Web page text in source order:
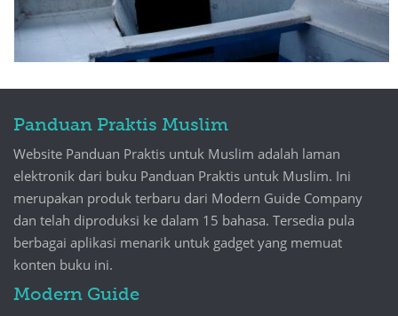
Panduan Praktis Muslim
Website Panduan Praktis untuk Muslim adalah laman
elektronik dari buku Panduan Praktis untuk Muslim. Ini
merupakan produk terbaru dari Modern Guide Company
dan telah diproduksi ke dalam 15 bahasa. Tersedia pula
berbagai aplikasi menarik untuk gadget yang memuat
konten buku ini.
Modern Guide